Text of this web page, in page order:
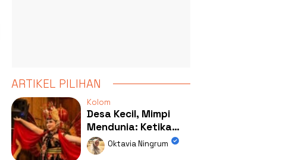
ARTIKEL PILIHAN
Kolom
Desa Kecil, Mimpi
Mendunia: Ketika
Kolaborasi
Mengubah Wajah
Oktavia Ningrum